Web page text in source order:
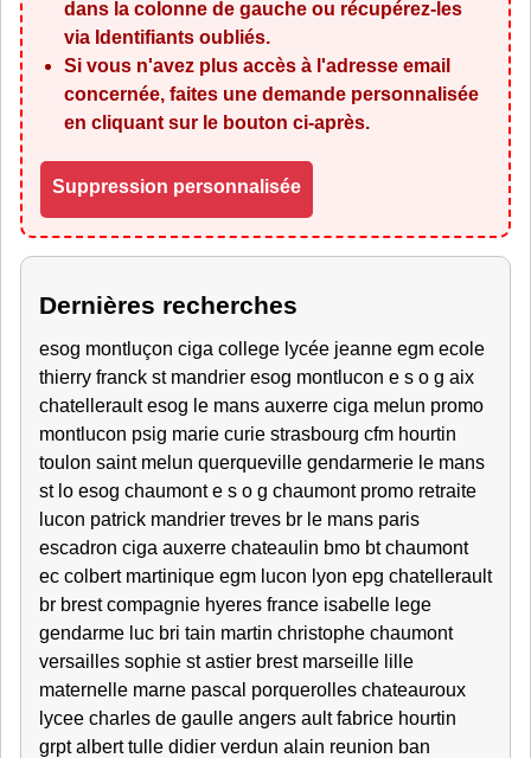
dans la colonne de gauche ou récupérez-les
via Identifiants oubliés.
Si vous n'avez plus accès à l'adresse email
concernée, faites une demande personnalisée
en cliquant sur le bouton ci-après.
Suppression personnalisée
Dernières recherches
esog montluçon ciga college lycée jeanne egm ecole
thierry franck st mandrier esog montlucon e s o g aix
chatellerault esog le mans auxerre ciga melun promo
montlucon psig marie curie strasbourg cfm hourtin
toulon saint melun querqueville gendarmerie le mans
st lo esog chaumont e s o g chaumont promo retraite
lucon patrick mandrier treves br le mans paris
escadron ciga auxerre chateaulin bmo bt chaumont
ec colbert martinique egm lucon lyon epg chatellerault
br brest compagnie hyeres france isabelle lege
gendarme luc bri tain martin christophe chaumont
versailles sophie st astier brest marseille lille
maternelle marne pascal porquerolles chateauroux
lycee charles de gaulle angers ault fabrice hourtin
grpt albert tulle didier verdun alain reunion ban